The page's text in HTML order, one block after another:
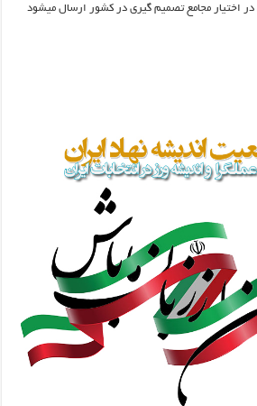
اختیار مجامع تصمیم گیری در کشور ارسال میشود